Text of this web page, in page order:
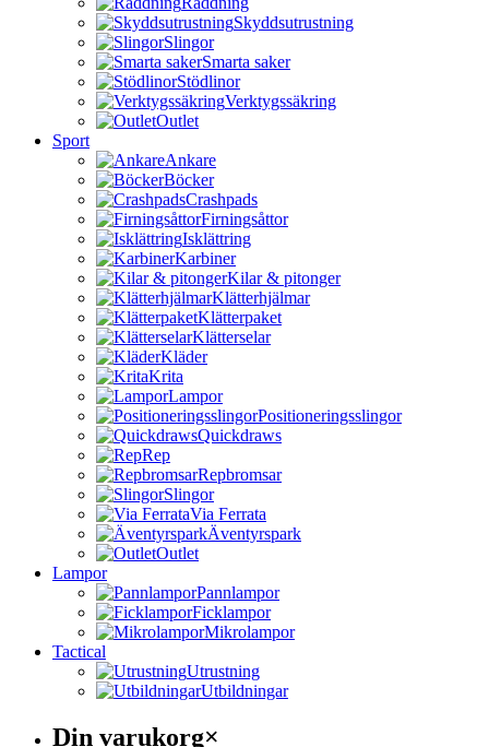
Skyddsutrustning
Slingor
Smarta saker
Stödlinor
Verktygssäkring
Outlet
Sport
Ankare
Böcker
Crashpads
Firningsåttor
Isklättring
Karbiner
Kilar & pitonger
Klätterhjälmar
Klätterpaket
Klätterselar
Kläder
Krita
Lampor
Positioneringsslingor
Quickdraws
Rep
Repbromsar
Slingor
Via Ferrata
Äventyrspark
Outlet
Lampor
Pannlampor
Ficklampor
Mikrolampor
Tactical
Utrustning
Utbildningar
Varukorg
Din varukorg×